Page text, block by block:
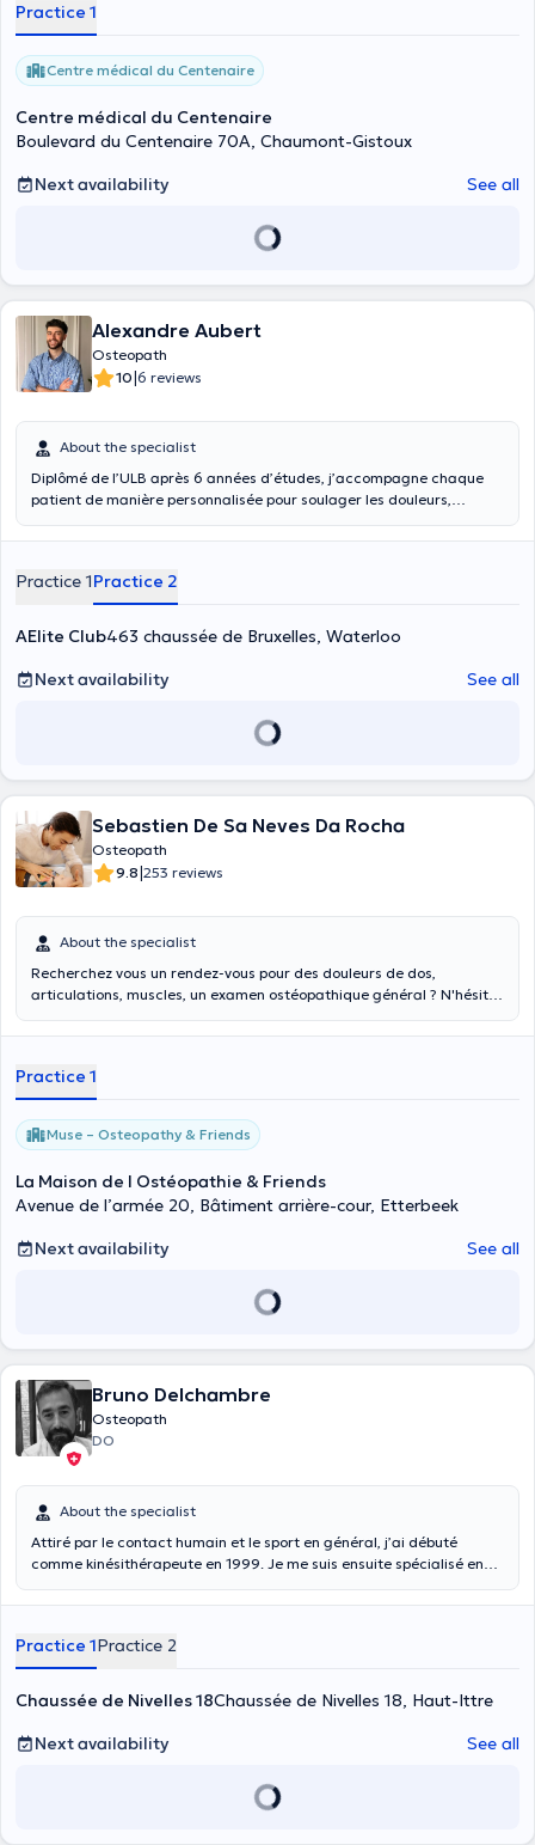
her!
Practice 1
Centre médical du Centenaire
Centre médical du Centenaire
Boulevard du Centenaire 70A, Chaumont-Gistoux
Next availability
See all
Alexandre Aubert
Osteopath
10|6 reviews
About the specialist
Diplômé de l’ULB après 6 années d’études, j’accompagne chaque
patient de manière personnalisée pour soulager les douleurs,
aussi en cas d’urgences ostéopathiques, torticolis ou un lumbago,
mouvement. Mon approche s’adresse autant aux sportifs qu’à toute
personne souhaitant se sentir mieux dans son corps au quotidien.
Practice 1Practice 2
AElite Club463 chaussée de Bruxelles, Waterloo
Next availability
See all
Sebastien De Sa Neves Da Rocha
Osteopath
9.8|253 reviews
About the specialist
Recherchez vous un rendez-vous pour des douleurs de dos,
articulations, muscles, un examen ostéopathique général ? N'hésitez
rendez-vous
Practice 1
Muse – Osteopathy & Friends
La Maison de l Ostéopathie & Friends
Avenue de l’armée 20, Bâtiment arrière-cour, Etterbeek
Next availability
See all
Bruno Delchambre
Osteopath
DO
About the specialist
Attiré par le contact humain et le sport en général, j’ai débuté
comme kinésithérapeute en 1999. Je me suis ensuite spécialisé en
de mobilités, je me suis orienté vers l’ostéopathie. J’ai terminé mon
l’envie de participer à la réussite du sportif en lui permettant
d’approcher ses capacités maximales et en lui apprenant à écouter
son corps que je rejoins également l’équipe Health & Sports Care du
tous: femmes enceintes, sportifs de haut niveau, amateurs ou
sédentaires. A chacun son parcours, chacun ses ambitions , « Toute
Practice 1Practice 2
Chaussée de Nivelles 18Chaussée de Nivelles 18, Haut-Ittre
Next availability
See all